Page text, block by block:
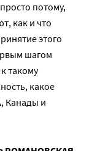
потому,
как и что
этого
шагом
такому
какое
Канады и